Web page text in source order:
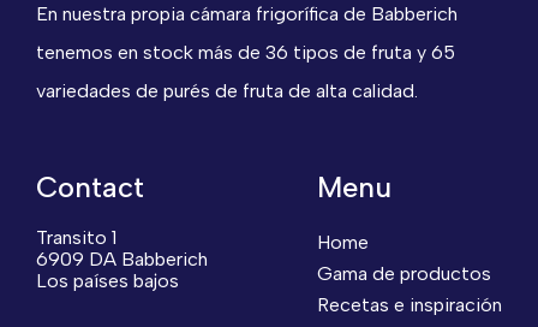
En nuestra propia cámara frigorífica de Babberich
tenemos en stock más de 36 tipos de fruta y 65
variedades de purés de fruta de alta calidad.
Contact
Transito 1
6909 DA Babberich
Los países bajos
Menu
Home
Gama de productos
Recetas e inspiración